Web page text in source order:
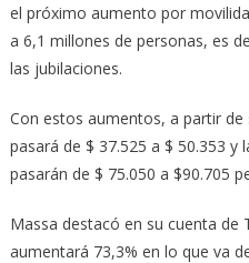
el próximo aumento por
a 6,1 millones de personas, es
las jubilaciones.
Con estos aumentos, a partir
pasará de $ 37.525 a $ 50.353 y
pasarán de $ 75.050 a $90.705
Massa destacó en su cuenta de
aumentará 73,3% en lo que va